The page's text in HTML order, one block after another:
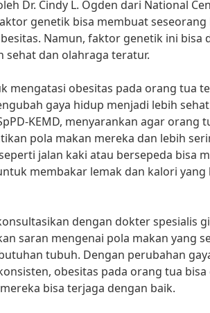
Dr. Cindy L. Ogden dari National
genetik bisa membuat
Namun, faktor genetik ini bisa
sehat dan olahraga teratur.
mengatasi obesitas pada orang tua
gaya hidup menjadi lebih
KEMD, menyarankan agar orang
pola makan mereka dan lebih
jalan kaki atau bersepeda bisa
membakar lemak dan kalori yang
dengan dokter spesialis
saran mengenai pola makan yang
tubuh. Dengan perubahan
obesitas pada orang tua bisa
bisa terjaga dengan baik.